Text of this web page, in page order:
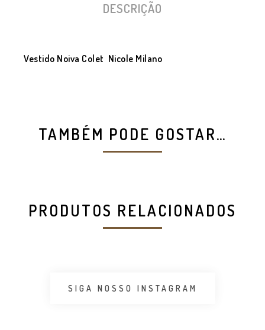
DESCRIÇÃO
Vestido Noiva Colet Nicole Milano
TAMBÉM PODE GOSTAR…
PRODUTOS RELACIONADOS
SIGA NOSSO INSTAGRAM